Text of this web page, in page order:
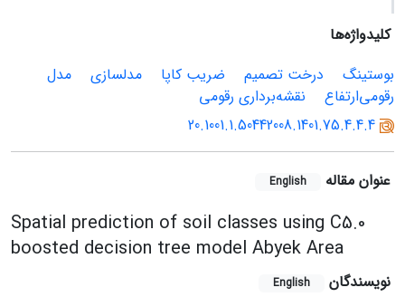
کلیدواژه‌ها
بوستینگ
درخت‌ تصمیم ضریب کاپا مدلسازی
مدل‌
رقومی‌ارتفاع
نقشه‌برداری‌ رقومی
20.1001.1.50442008.1401.75.4.4.4
عنوان مقاله English
Spatial prediction of soil classes using C5.0
boosted decision tree model Abyek Area
نویسندگان English